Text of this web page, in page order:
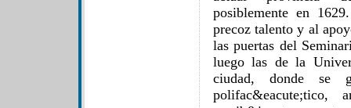
posiblemente en
precoz talento y al
las puertas del
luego las de la
ciudad, donde se